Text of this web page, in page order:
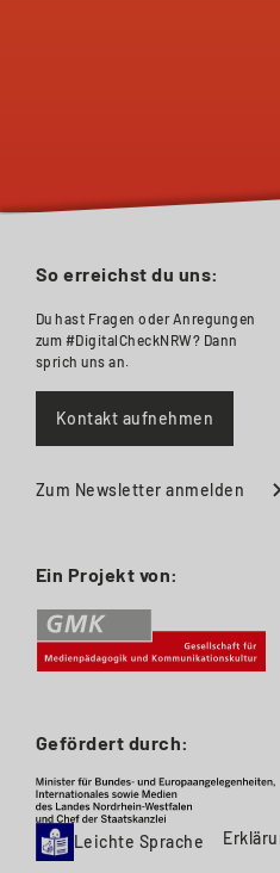
Ein Projekt von:
So erreichst du uns:
Du hast Fragen oder Anregungen
zum #DigitalCheckNRW? Dann
sprich uns an.
Kontakt aufnehmen
Zum Newsletter anmelden
Gefördert durch:
Leichte Sprache